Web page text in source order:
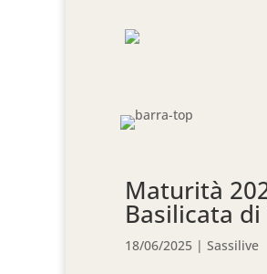
Maturità
Basilicata di
18/06/2025 | Sassilive